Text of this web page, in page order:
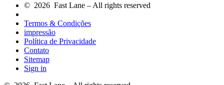
© 2026 Fast Lane – All rights reserved
Termos & Condições
impressão
Política de Privacidade
Contato
Sitemap
Sign in